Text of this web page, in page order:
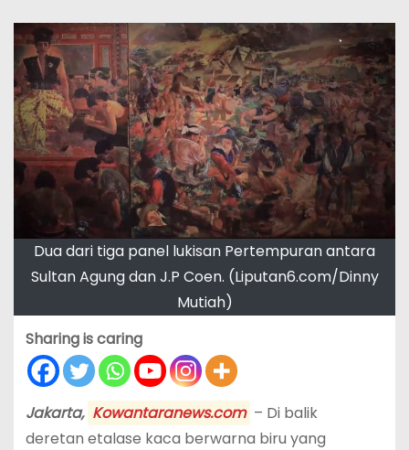
Dua dari tiga panel lukisan Pertempuran antara
Sultan Agung dan J.P Coen. (Liputan6.com/Dinny
Mutiah)
Sharing is caring
Jakarta, Kowantaranews.com – Di balik
deretan etalase kaca berwarna biru yang